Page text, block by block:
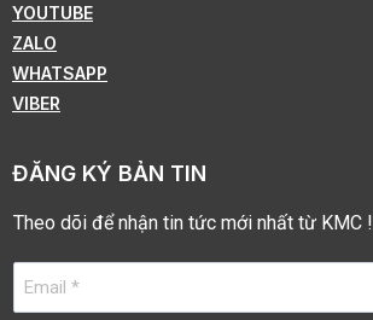
YOUTUBE
ZALO
WHATSAPP
VIBER
ĐĂNG KÝ BẢN TIN
Theo dõi để nhận tin tức mới nhất từ KMC !